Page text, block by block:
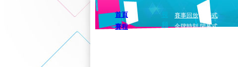
首頁
賽程
頻
賽事回放
開幕式
金牌時刻 閉幕式